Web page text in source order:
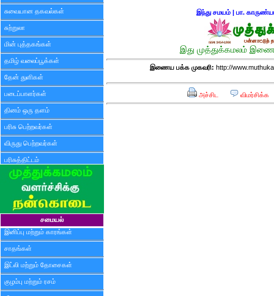
சுவையான தகவல்கள்
சுற்றுலா
மின் புத்தகங்கள்
தமிழ் வலைப்பூக்கள்
தேன் துளிகள்
படைப்பாளர்கள்
தினம் ஒரு தளம்
பரிசு பெற்றவர்கள்
விருது பெற்றவர்கள்
பரிசுத்திட்டம்
சமையல்
இனிப்பு மற்றும் காரங்கள்
சாதங்கள்
இட்லி மற்றும் தோசைகள்
குழம்பு மற்றும் ரசம்
இந்து சமயம் | பா.
இது முத்துக்கமலம்
இணைய பக்க முகவரி: http://
அச்சிட விமர்சிக்க